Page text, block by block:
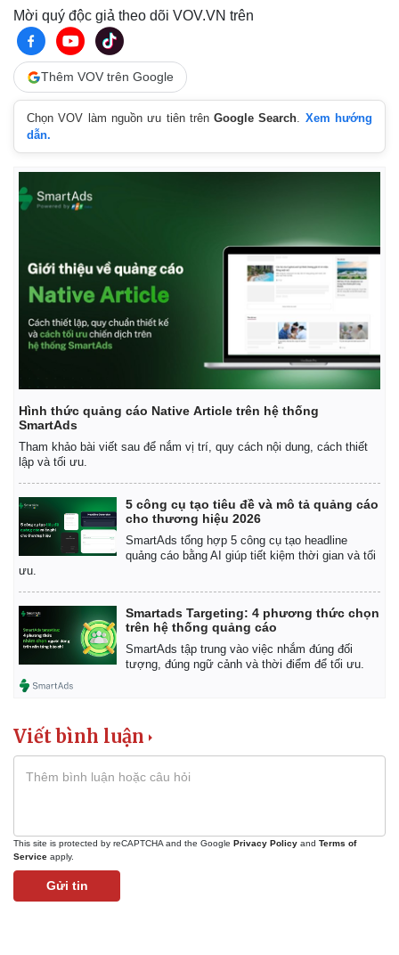
Pháp luật
Vụ án
Quân sự - Quốc phòng
Mời quý độc giả theo dõi VOV.VN trên
Thêm VOV trên Google
Chọn VOV làm nguồn ưu tiên trênGoogle Search. Xem hướng
dẫn.
Hình thức quảng cáo Native Article trên hệ thống
SmartAds
Tham khảo bài viết sau để nắm vị trí, quy cách nội dung, cách thiết
lập và tối ưu.
5 công cụ tạo tiêu đề và mô tả quảng cáo
cho thương hiệu 2026
SmartAds tổng hợp 5 công cụ tạo headline
quảng cáo bằng AI giúp tiết kiệm thời gian và tối
ưu.
Smartads Targeting: 4 phương thức chọn
trên hệ thống quảng cáo
SmartAds tập trung vào việc nhắm đúng đối
tượng, đúng ngữ cảnh và thời điểm để tối ưu.
Viết bình luận
This site is protected by reCAPTCHA and the Google Privacy Policy and Terms of
Service apply.
Gửi tin